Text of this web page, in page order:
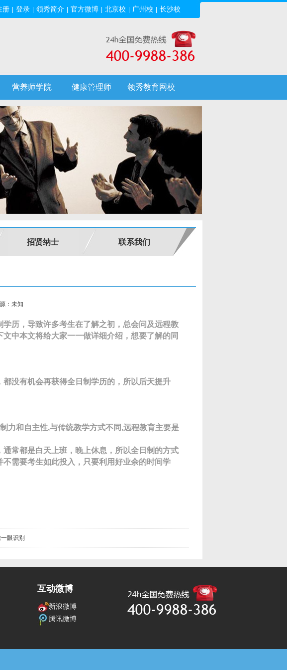
册 登录 领秀简介 官方微博 北京校 广州校 长沙校
营养师学院 健康管理师 领秀教育网校
招贤纳士 联系我们
：未知
历，导致许多考生在了解之初，总会问及远程教
中本文将给大家一一做详细介绍，想要了解的同
没有机会再获得全日制学历的，所以后天提升
力和自主性,与传统教学方式不同,远程教育主要是
常都是白天上班，晚上休息，所以全日制的方式
需要考生如此投入，只要利用好业余的时间学
眼识别
互动微博
新浪微博
腾讯微博